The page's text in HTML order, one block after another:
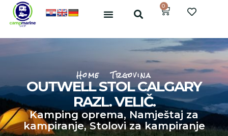
0
Home Trgovina
OUTWELL STOL CALGARY
RAZL. VELIČ.
Kamping oprema, Namještaj za
kampiranje,Stolovi za kampiranje